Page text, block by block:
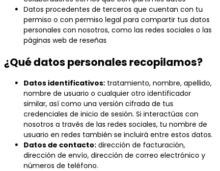
Datos procedentes de terceros que cuentan con tu
permiso o con permiso legal para compartir tus datos
personales con nosotros, como las redes sociales o las
páginas web de reseñas
¿Qué datos personales recopilamos?
Datos identificativos: tratamiento, nombre, apellido,
nombre de usuario o cualquier otro identificador
similar, así como una versión cifrada de tus
credenciales de inicio de sesión. Si interactúas con
nosotros a través de las redes sociales, tu nombre de
usuario en redes también se incluirá entre estos datos.
Datos de contacto: dirección de facturación,
dirección de envío, dirección de correo electrónico y
números de teléfono.